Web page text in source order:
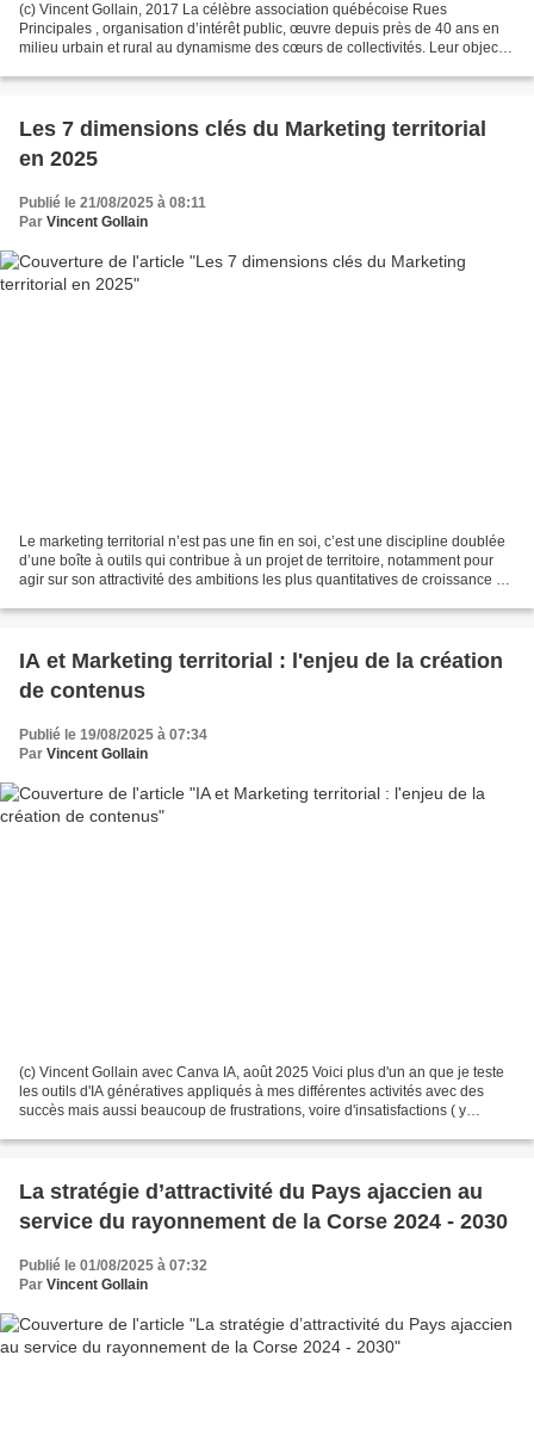
(c) Vincent Gollain, 2017 La célèbre association québécoise Rues
Principales , organisation d’intérêt public, œuvre depuis près de 40 ans en
milieu urbain et rural au dynamisme des cœurs de collectivités. Leur objectif
Les 7 dimensions clés du Marketing territorial
en 2025
Publié le 21/08/2025 à 08:11
Par Vincent Gollain
Le marketing territorial n’est pas une fin en soi, c’est une discipline doublée
d’une boîte à outils qui contribue à un projet de territoire, notamment pour
agir sur son attractivité des ambitions les plus quantitatives de croissance au
IA et Marketing territorial : l'enjeu de la création
de contenus
Publié le 19/08/2025 à 07:34
Par Vincent Gollain
(c) Vincent Gollain avec Canva IA, août 2025 Voici plus d'un an que je teste
les outils d'IA génératives appliqués à mes différentes activités avec des
succès mais aussi beaucoup de frustrations, voire d'insatisfactions ( y
La stratégie d’attractivité du Pays ajaccien au
service du rayonnement de la Corse 2024 - 2030
Publié le 01/08/2025 à 07:32
Par Vincent Gollain